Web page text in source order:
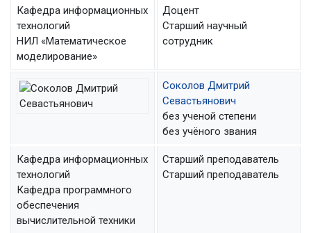
Кафедра информационных
технологий
НИЛ «Математическое
моделирование»
Доцент
Старший научный
сотрудник
Соколов Дмитрий
Севастьянович
без ученой степени
без учёного звания
Кафедра информационных
технологий
Кафедра программного
обеспечения
вычислительной техники
Старший преподаватель
Старший преподаватель